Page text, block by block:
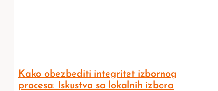
Kako obezbediti integritet izbornog
procesa: Iskustva sa lokalnih izbora